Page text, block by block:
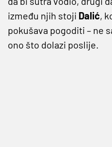
između njih stoji Dalić,
pokušava pogoditi – ne
ono što dolazi poslije.